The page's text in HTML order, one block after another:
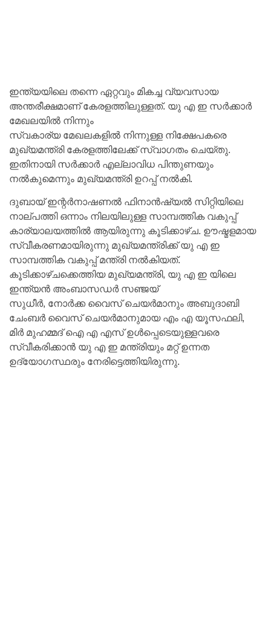
ഇന്ത്യയിലെ തന്നെ ഏറ്റവും മികച്ച വ്യവസായ
അന്തരീക്ഷമാണ് കേരളത്തിലുള്ളത്. യു എ ഇ സർക്കാർ
മേഖലയിൽ നിന്നും
സ്വകാര്യ മേഖലകളിൽ നിന്നുള്ള നിക്ഷേപകരെ
മുഖ്യമന്ത്രി കേരളത്തിലേക്ക് സ്വാഗതം ചെയ്തു.
ഇതിനായി സർക്കാർ എല്ലാവിധ പിന്തുണയും
നൽകുമെന്നും മുഖ്യമന്ത്രി ഉറപ്പ് നൽകി.
ദുബായ് ഇന്റർനാഷണൽ ഫിനാൻഷ്യൽ സിറ്റിയിലെ
നാല്പത്തി ഒന്നാം നിലയിലുള്ള സാമ്പത്തിക വകുപ്പ്
കാര്യാലയത്തിൽ ആയിരുന്നു കൂടിക്കാഴ്ച. ഊഷ്മളമായ
സ്വീകരണമായിരുന്നു മുഖ്യമന്ത്രിക്ക് യു എ ഇ
സാമ്പത്തിക വകുപ്പ് മന്ത്രി നൽകിയത്.
കൂടിക്കാഴ്‌ചക്കെത്തിയ മുഖ്യമന്ത്രി, യു എ ഇ യിലെ
ഇന്ത്യൻ അംബാസഡർ സഞ്ജയ്
സുധീർ, നോർക്ക വൈസ് ചെയർമാനും അബുദാബി
ചേംബർ വൈസ് ചെയർമാനുമായ എം എ യൂസഫലി,
മിർ മുഹമ്മദ് ഐ എ എസ്‌ ഉൾപ്പെടെയുള്ളവരെ
സ്വീകരിക്കാൻ യു എ ഇ മന്ത്രിയും മറ്റ്‌ ഉന്നത
ഉദ്യോഗസ്ഥരും നേരിട്ടെത്തിയിരുന്നു.